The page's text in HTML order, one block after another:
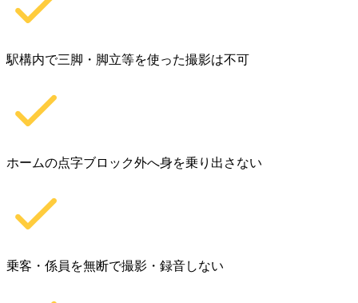
駅構内で三脚・脚立等を使った撮影は不可
ホームの点字ブロック外へ身を乗り出さない
乗客・係員を無断で撮影・録音しない